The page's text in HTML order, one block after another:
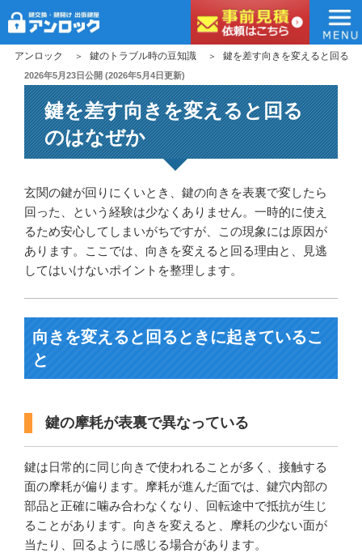
アンロック
アンロック 鍵のトラブル時の豆知識 鍵を差す向きを変えると回るの
投
稿
日:
2026年5月23日公開 (2026年5月4日更新)
鍵を差す向きを変えると回る
のはなぜか
玄関の鍵が回りにくいとき、鍵の向きを表裏で変したら
回った、という経験は少なくありません。一時的に使え
るため安心してしまいがちですが、この現象には原因が
あります。ここでは、向きを変えると回る理由と、見逃
してはいけないポイントを整理します。
向きを変えると回るときに起きているこ
と
鍵の摩耗が表裏で異なっている
鍵は日常的に同じ向きで使われることが多く、接触する
面の摩耗が偏ります。摩耗が進んだ面では、鍵穴内部の
部品と正確に噛み合わなくなり、回転途中で抵抗が生じ
ることがあります。向きを変えると、摩耗の少ない面が
当たり、回るように感じる場合があります。